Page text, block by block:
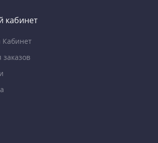
кабинет
заказов